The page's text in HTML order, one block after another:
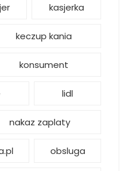
kasjerka
keczup kania
konsument
lidl
nakaz zaplaty
obsluga